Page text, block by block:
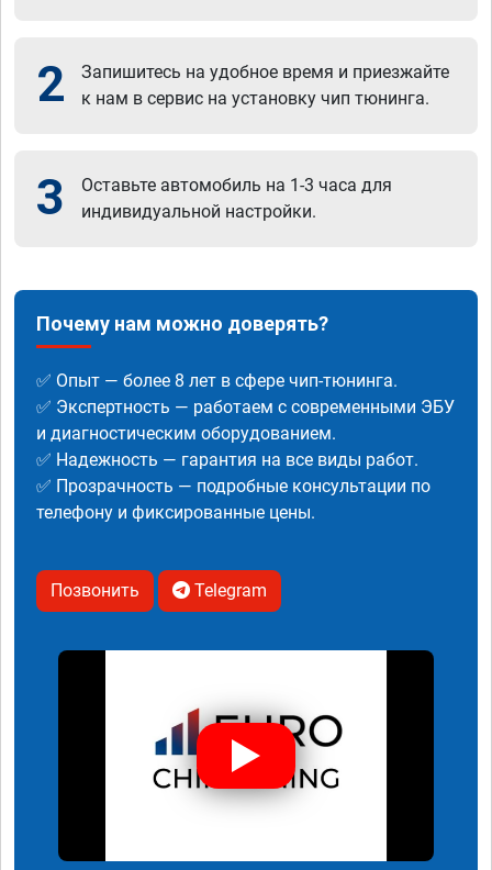
2
Запишитесь на удобное время и приезжайте
к нам в сервис на установку чип тюнинга.
3
Оставьте автомобиль на 1-3 часа для
индивидуальной настройки.
Почему нам можно доверять?
✅ Опыт — более 8 лет в сфере чип-тюнинга.
✅ Экспертность — работаем с современными ЭБУ
и диагностическим оборудованием.
✅ Надежность — гарантия на все виды работ.
✅ Прозрачность — подробные консультации по
телефону и фиксированные цены.
Позвонить Telegram